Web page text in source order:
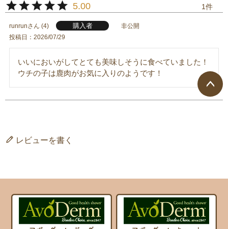
5.00 1
runrun 4 購入者
非公開
投稿日
2026/07/29
いいにおいがしてとても美味しそうに食べていました！
ウチの子は鹿肉がお気に入りのようです！
レビューを書く